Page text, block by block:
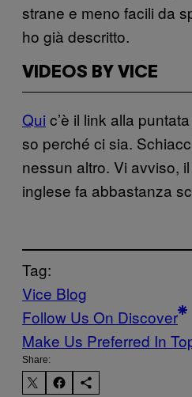
strane e meno facili da
ho già descritto.
VIDEOS BY VICE
Qui c’è il link alla
so perché ci sia.
nessun altro. Vi avviso,
inglese fa abbastanza
Tag:
Vice Blog
Follow Us On Discover
Make Us Preferred In
Share: